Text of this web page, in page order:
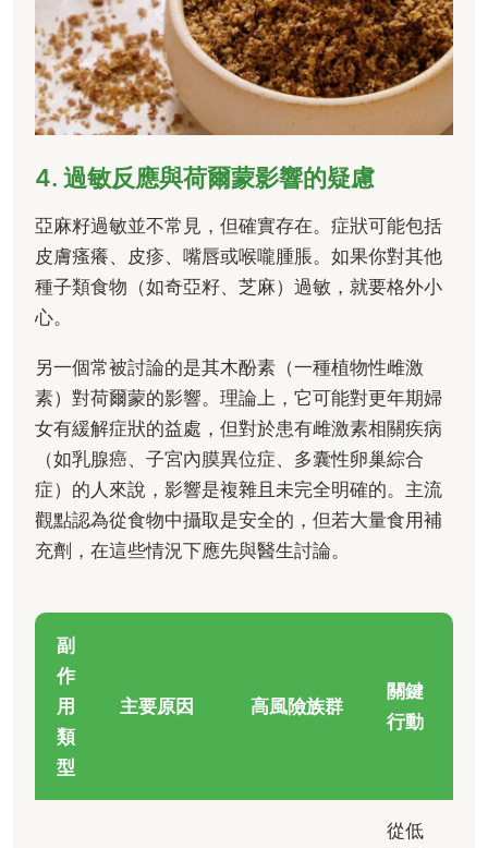
4. 過敏反應與荷爾蒙影響的疑慮
亞麻籽過敏並不常見，但確實存在。症狀可能包括
皮膚瘙癢、皮疹、嘴唇或喉嚨腫脹。如果你對其他
種子類食物（如奇亞籽、芝麻）過敏，就要格外小
心。
另一個常被討論的是其木酚素（一種植物性雌激
素）對荷爾蒙的影響。理論上，它可能對更年期婦
女有緩解症狀的益處，但對於患有雌激素相關疾病
（如乳腺癌、子宮內膜異位症、多囊性卵巢綜合
症）的人來說，影響是複雜且未完全明確的。主流
觀點認為從食物中攝取是安全的，但若大量食用補
充劑，在這些情況下應先與醫生討論。
副
作
用
類
型
主要原因 高風險族群
關鍵
行動
從低